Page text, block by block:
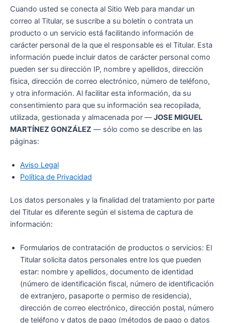
Cuando usted se conecta al Sitio Web para mandar un
correo al Titular, se suscribe a su boletín o contrata un
producto o un servicio está facilitando información de
carácter personal de la que el responsable es el Titular. Esta
información puede incluir datos de carácter personal como
pueden ser su dirección IP, nombre y apellidos, dirección
física, dirección de correo electrónico, número de teléfono,
y otra información. Al facilitar esta información, da su
consentimiento para que su información sea recopilada,
utilizada, gestionada y almacenada por —JOSE MIGUEL
MARTÍNEZ GONZÁLEZ — sólo como se describe en las
páginas:
Aviso Legal
Política de Privacidad
Los datos personales y la finalidad del tratamiento por parte
del Titular es diferente según el sistema de captura de
información:
Formularios de contratación de productos o servicios: El
Titular solicita datos personales entre los que pueden
estar: nombre y apellidos, documento de identidad
(número de identificación fiscal, número de identificación
de extranjero, pasaporte o permiso de residencia),
dirección de correo electrónico, dirección postal, número
de teléfono y datos de pago (métodos de pago o datos